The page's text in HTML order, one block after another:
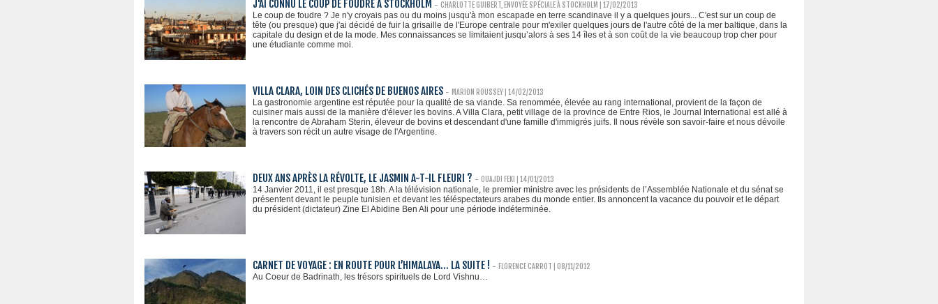
J'AI CONNU LE COUP DE FOUDRE À STOCKHOLM - CHARLOTTE GUIBERT, ENVOYÉE SPÉCIALE À STOCKHOLM | 17/02/2013
Le coup de foudre ? Je n'y croyais pas ou du moins jusqu'à mon escapade en terre scandinave il y a quelques jours... C'est sur un coup de
tête (ou presque) que j'ai décidé de fuir la grisaille de l'Europe centrale pour m'exiler quelques jours de l'autre côté de la mer baltique, dans la
capitale du design et de la mode. Mes connaissances se limitaient jusqu’alors à ses 14 îles et à son coût de la vie beaucoup trop cher pour
une étudiante comme moi.
VILLA CLARA, LOIN DES CLICHÉS DE BUENOS AIRES - MARION ROUSSEY | 14/02/2013
La gastronomie argentine est réputée pour la qualité de sa viande. Sa renommée, élevée au rang international, provient de la façon de
cuisiner mais aussi de la manière d'élever les bovins. A Villa Clara, petit village de la province de Entre Rios, le Journal International est allé à
la rencontre de Abraham Sterin, éleveur de bovins et descendant d'une famille d'immigrés juifs. Il nous révèle son savoir-faire et nous dévoile
à travers son récit un autre visage de l'Argentine.
DEUX ANS APRÈS LA RÉVOLTE, LE JASMIN A-T-IL FLEURI ? - OUAJDI FEKI | 14/01/2013
14 Janvier 2011, il est presque 18h. A la télévision nationale, le premier ministre avec les présidents de l’Assemblée Nationale et du sénat se
présentent devant le peuple tunisien et devant les téléspectateurs arabes du monde entier. Ils annoncent la vacance du pouvoir et le départ
du président (dictateur) Zine El Abidine Ben Ali pour une période indéterminée.
CARNET DE VOYAGE : EN ROUTE POUR L’HIMALAYA... LA SUITE ! - FLORENCE CARROT | 08/11/2012
Au Coeur de Badrinath, les trésors spirituels de Lord Vishnu…